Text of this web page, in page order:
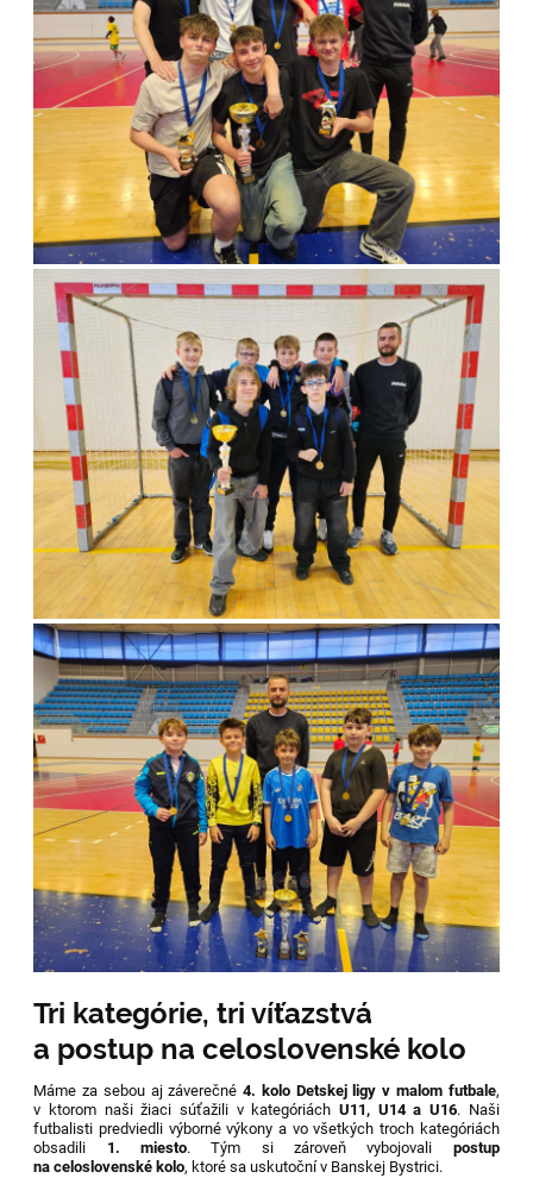
Tri kategórie, tri víťazstvá
a postup na celoslovenské kolo
Máme za sebou aj záverečné4. kolo Detskej ligy v malom futbale,
v ktorom naši žiaci súťažili v kategóriáchU11, U14 a U16. Naši
futbalisti predviedli výborné výkony a vo všetkých troch kategóriách
obsadili 1. miesto. Tým si zároveň vybojovali postup
na celoslovenské kolo, ktoré sa uskutoční v Banskej Bystrici.